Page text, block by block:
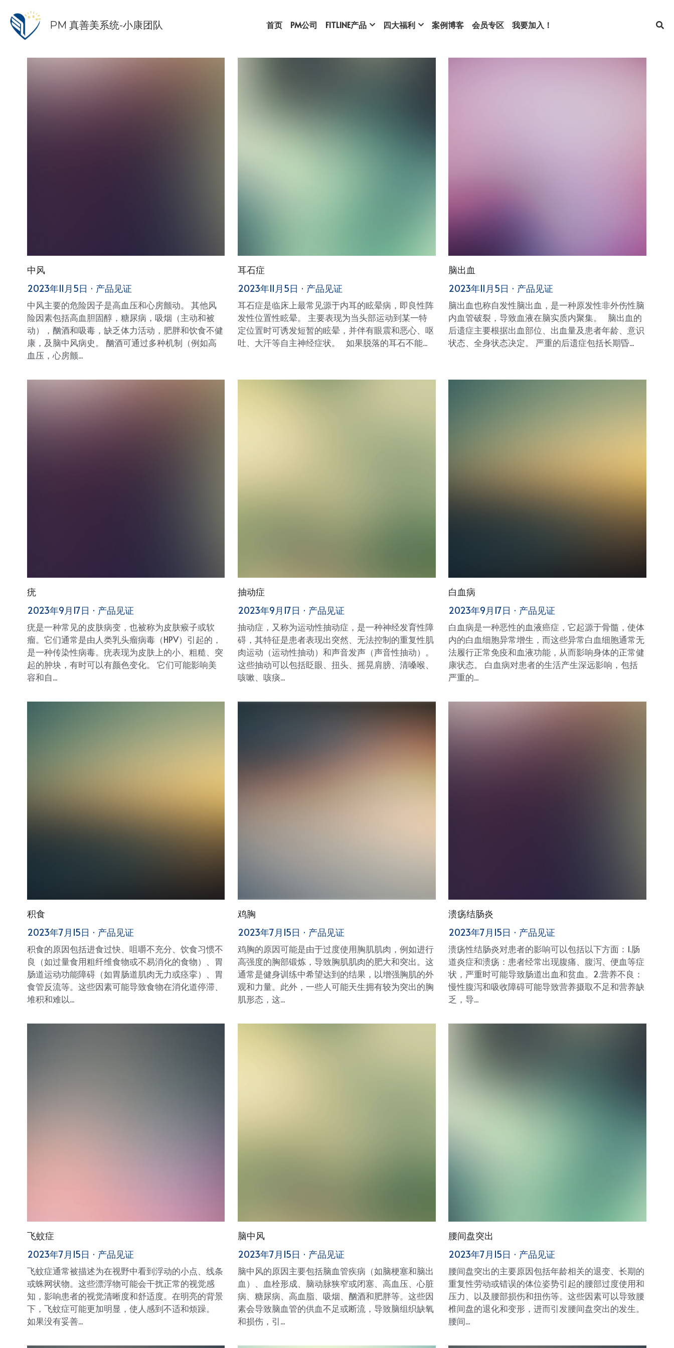
PM 真善美系统-小康团队 首页 PM公司 FITLINE产品 四大福利 案例博客 会员专区 我要加入！
中风
2023年11月5日 · 产品见证
中风主要的危险因子是高血压和心房颤动。 其他风
险因素包括高血胆固醇，糖尿病，吸烟（主动和被
动），酗酒和吸毒，缺乏体力活动，肥胖和饮食不健
康，及脑中风病史。 酗酒可通过多种机制（例如高
血压，心房颤...
耳石症
2023年11月5日 · 产品见证
耳石症是临床上最常见源于内耳的眩晕病，即良性阵
发性位置性眩晕。 主要表现为当头部运动到某一特
定位置时可诱发短暂的眩晕，并伴有眼震和恶心、呕
吐、大汗等自主神经症状。 如果脱落的耳石不能...
脑出血
2023年11月5日 · 产品见证
脑出血也称自发性脑出血，是一种原发性非外伤性脑
内血管破裂，导致血液在脑实质内聚集。 脑出血的
后遗症主要根据出血部位、出血量及患者年龄、意识
状态、全身状态决定。 严重的后遗症包括长期昏...
疣
2023年9月17日 · 产品见证
疣是一种常见的皮肤病变，也被称为皮肤瘊子或软
瘤。它们通常是由人类乳头瘤病毒（HPV）引起的，
是一种传染性病毒。疣表现为皮肤上的小、粗糙、突
起的肿块，有时可以有颜色变化。 它们可能影响美
容和自...
抽动症
2023年9月17日 · 产品见证
抽动症，又称为运动性抽动症，是一种神经发育性障
碍，其特征是患者表现出突然、无法控制的重复性肌
肉运动（运动性抽动）和声音发声（声音性抽动）。
这些抽动可以包括眨眼、扭头、摇晃肩膀、清嗓喉、
咳嗽、咳痰...
白血病
2023年9月17日 · 产品见证
白血病是一种恶性的血液癌症，它起源于骨髓，使体
内的白血细胞异常增生，而这些异常白血细胞通常无
法履行正常免疫和血液功能，从而影响身体的正常健
康状态。 白血病对患者的生活产生深远影响，包括
严重的...
积食
2023年7月15日 · 产品见证
积食的原因包括进食过快、咀嚼不充分、饮食习惯不
良（如过量食用粗纤维食物或不易消化的食物）、胃
肠道运动功能障碍（如胃肠道肌肉无力或痉挛）、胃
食管反流等。这些因素可能导致食物在消化道停滞、
堆积和难以...
鸡胸
2023年7月15日 · 产品见证
鸡胸的原因可能是由于过度使用胸肌肌肉，例如进行
高强度的胸部锻炼，导致胸肌肌肉的肥大和突出。这
通常是健身训练中希望达到的结果，以增强胸肌的外
观和力量。此外，一些人可能天生拥有较为突出的胸
肌形态，这...
溃疡结肠炎
2023年7月15日 · 产品见证
溃疡性结肠炎对患者的影响可以包括以下方面：1.肠
道炎症和溃疡：患者经常出现腹痛、腹泻、便血等症
状，严重时可能导致肠道出血和贫血。2.营养不良：
慢性腹泻和吸收障碍可能导致营养摄取不足和营养缺
乏，导...
飞蚊症
2023年7月15日 · 产品见证
飞蚊症通常被描述为在视野中看到浮动的小点、线条
或蛛网状物。这些漂浮物可能会干扰正常的视觉感
知，影响患者的视觉清晰度和舒适度。在明亮的背景
下，飞蚊症可能更加明显，使人感到不适和烦躁。
如果没有妥善...
脑中风
2023年7月15日 · 产品见证
脑中风的原因主要包括脑血管疾病（如脑梗塞和脑出
血）、血栓形成、脑动脉狭窄或闭塞、高血压、心脏
病、糖尿病、高血脂、吸烟、酗酒和肥胖等。这些因
素会导致脑血管的供血不足或断流，导致脑组织缺氧
和损伤，引...
腰间盘突出
2023年7月15日 · 产品见证
腰间盘突出的主要原因包括年龄相关的退变、长期的
重复性劳动或错误的体位姿势引起的腰部过度使用和
压力、以及腰部损伤和扭伤等。这些因素可以导致腰
椎间盘的退化和变形，进而引发腰间盘突出的发生。
腰间...